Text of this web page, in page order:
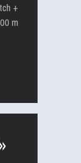
+
m